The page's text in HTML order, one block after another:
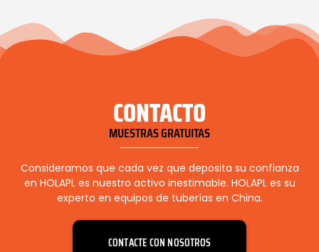
CONTACTO
MUESTRAS GRATUITAS
Consideramos que cada vez que deposita su confianza
en HOLAPL es nuestro activo inestimable. HOLAPL es su
experto en equipos de tuberías en China.
CONTACTE CON NOSOTROS